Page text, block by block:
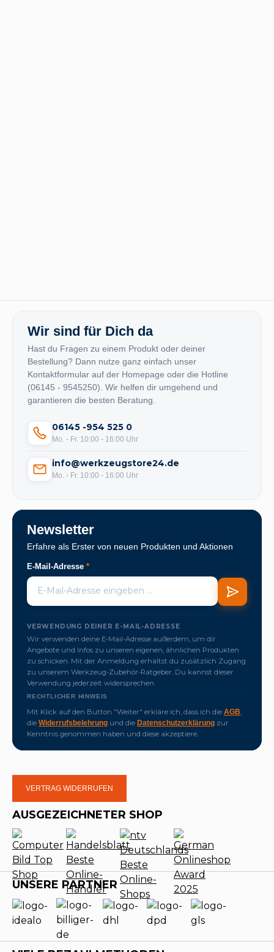
Wir sind für Dich da
Hast du Fragen zu einem Produkt oder deiner
Bestellung? Dann nutze ganz einfach unser
Kontaktformular auf der Homepage oder die Hotline
(06145 - 9545250). Wir helfen dir umgehend und
garantieren die besten Beratung.
06145 -954 525 0
Mo. - Fr. 10:00 - 16:00 Uhr
info@werkzeugstore24.de
Mo. - Fr. 10:00 - 16:00 Uhr
Newsletter
Erfahre als Erster von neuen Produkten und Aktionen
E-Mail-Adresse *
VERWENDUNG DEINER E-MAIL-ADRESSE
Wir verwenden deine E-Mail-Adresse außerdem, um dir
Angebote und Infos zu unseren eigenen, ähnlichen Produkten
zu schicken. Mit der Anmeldung erhältst du zusätzlich Zugang
zu unserem Werkzeug-Zubehör-Ratgeber. Du kannst dieser
Verwendung jederzeit widersprechen.
RECHTLICHER HINWEIS
Mit Klick auf den Button "Weiter" erkläre ich, dass ich die AGB
die Widerrufsbelehrung und die Datenschutzerklärung zur
Kenntnis genommen haben und diese akzeptiere.
VERTRAG WIDERRUFEN
AUSGEZEICHNETER SHOP
UNSERE PARTNER